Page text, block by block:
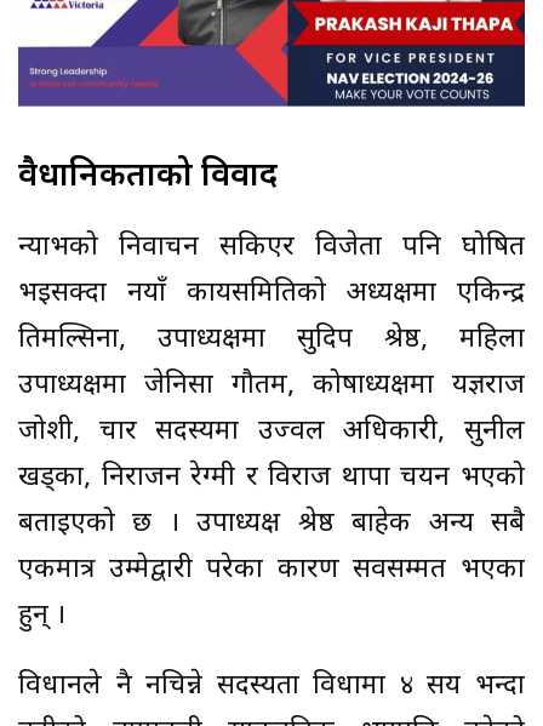
वैधानिकताको विवाद
न्याभको निर्वाचन सकिएर विजेता पनि घोषित
भइसक्दा नयाँ कार्यसमितिको अध्यक्षमा एकिन्द्र
तिमल्सिना, उपाध्यक्षमा सुदिप श्रेष्ठ, महिला
उपाध्यक्षमा जेनिसा गौतम, कोषाध्यक्षमा यज्ञराज
जोशी, चार सदस्यमा उज्वल अधिकारी, सुनील
खड्का, निराजन रेग्मी र विराज थापा चयन भएको
बताइएको छ । उपाध्यक्ष श्रेष्ठ बाहेक अन्य सबै
एकमात्र उम्मेद्वारी परेका कारण सर्वसम्मत भएका
हुन् ।
विधानले नै नचिन्ने सदस्यता विधामा ४ सय भन्दा